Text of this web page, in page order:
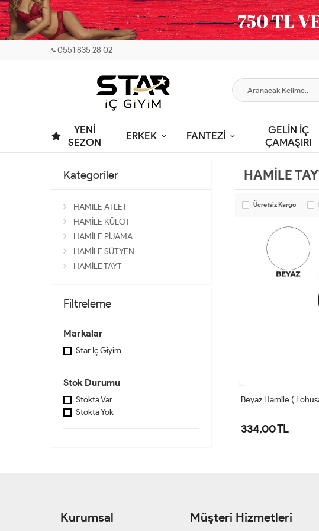
0551 835 28 02
YENİ
SEZON
ERKEK FANTEZİ
GELİN İÇ
ÇAMAŞIRI
Kategoriler
HAMİLE ATLET
HAMİLE KÜLOT
HAMİLE PİJAMA
HAMİLE SÜTYEN
HAMİLE TAYT
Filtreleme
Markalar
Star Iç Giyim
Stok Durumu
Stokta Var
Stokta Yok
HAMİLE
Ücretsiz Kargo
Beyaz Hamile (
334,00 TL
Kurumsal Müşteri Hizmetleri